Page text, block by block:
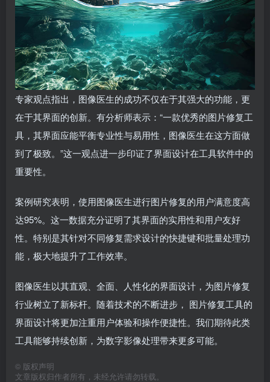
专家观点指出，图像医生的成功不仅在于其强大的功能，更
在于其界面的创新。有分析师表示：“一款优秀的图片修复工
具，其界面应能平衡专业性与易用性，图像医生在这方面做
到了极致。”这一观点进一步印证了界面设计在工具软件中的
重要性。
案例研究表明，使用图像医生进行图片修复的用户满意度高
达95%。这一数据充分证明了其界面的实用性和用户友好
性。特别是其针对不同修复需求设计的快捷键和批量处理功
能，极大地提升了工作效率。
图像医生以其直观、全面、人性化的界面设计，为图片修复
行业树立了新标杆。随着技术的不断进步， 图片修复工具的
界面设计将更加注重用户体验和操作便捷性。我们期待此类
工具能够持续创新，为数字影像处理带来更多可能。
© 版权声明
文章版权归作者所有，未经允许请勿转载。